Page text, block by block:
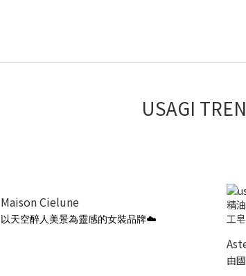
USAGI
Maison Cielune
以天空醉人美景為靈感的女裝品牌☁️
由